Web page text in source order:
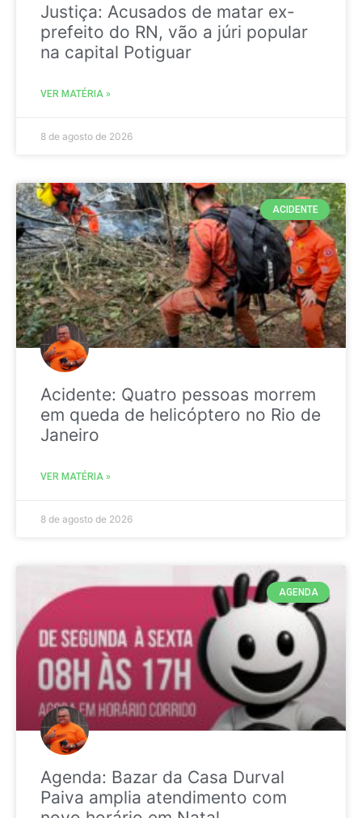
Justiça: Acusados de matar ex-
prefeito do RN, vão a júri popular
na capital Potiguar
VER MATÉRIA »
8 de agosto de 2026
ACIDENTE
Acidente: Quatro pessoas morrem
em queda de helicóptero no Rio de
Janeiro
VER MATÉRIA »
8 de agosto de 2026
AGENDA
Agenda: Bazar da Casa Durval
Paiva amplia atendimento com